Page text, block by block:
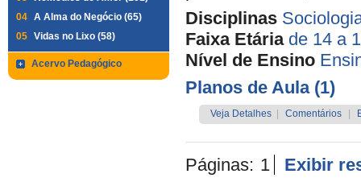
04 A Alma do Negócio (65)
05 Vidas no Lixo (58)
Acervo Pedagógico
Disciplinas
Faixa Etária de 14 a
Nível de Ensino
Planos de Aula (1)
Veja Detalhes Comentários
Páginas: 1 Exibir